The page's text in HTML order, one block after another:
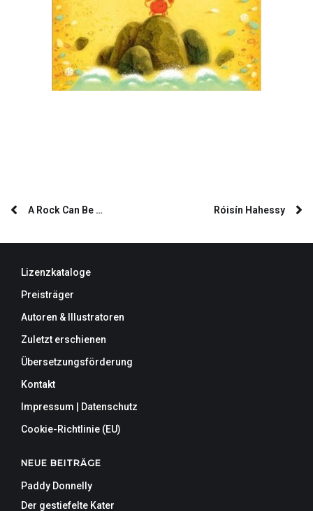
A Rock Can Be … Róisín Hahessy
Lizenzkataloge
Preisträger
Autoren & Illustratoren
Zuletzt erschienen
Übersetzungsförderung
Kontakt
Impressum | Datenschutz
Cookie-Richtlinie (EU)
NEUE BEITRÄGE
Paddy Donnelly
Der gestiefelte Kater